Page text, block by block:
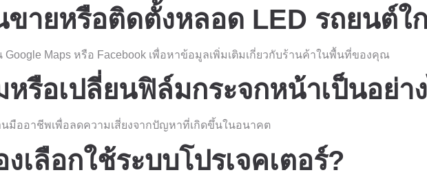
ขายหรือติดตั้งหลอด LED รถยนต์ใ
Maps หรือ Facebook เพื่อหาข้อมูลเพิ่มเติมเกี่ยวกับร้านค้าในพื้นที่ของคุณ
รือเปลี่ยนฟิล์มกระจกหน้าเป็นอย่า
นมืออาชีพเพื่อลดความเสี่ยงจากปัญหาที่เกิดขึ้นในอนาคต
เลือกใช้ระบบโปรเจคเตอร์?